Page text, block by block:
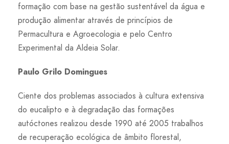
formação com base na gestão sustentável da água e
produção alimentar através de princípios de
Permacultura e Agroecologia e pelo Centro
Experimental da Aldeia Solar.
Paulo Grilo Domingues
Ciente dos problemas associados à cultura extensiva
do eucalipto e à degradação das formações
autóctones realizou desde 1990 até 2005 trabalhos
de recuperação ecológica de âmbito florestal,